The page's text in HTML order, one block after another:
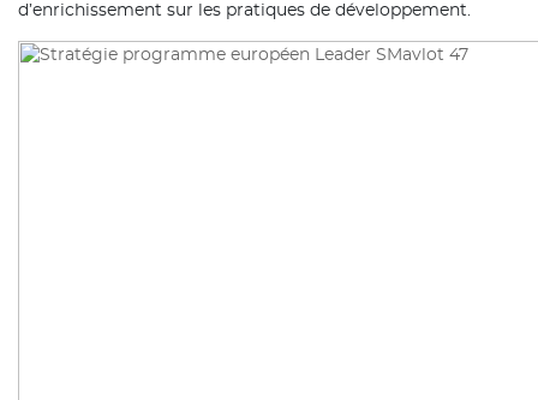
d’enrichissement sur les pratiques de développement.